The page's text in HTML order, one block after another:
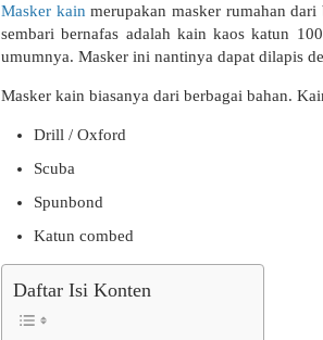
Masker kain merupakan masker rumahan
sembari bernafas adalah kain kaos katun
umumnya. Masker ini nantinya dapat dilapis
Masker kain biasanya dari berbagai bahan.
Drill / Oxford
Scuba
Spunbond
Katun combed
Daftar Isi Konten